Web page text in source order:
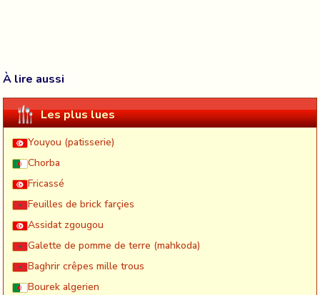
À lire aussi
Les plus lues
Youyou (patisserie)
Chorba
Fricassé
Feuilles de brick farçies
Assidat zgougou
Galette de pomme de terre (mahkoda)
Baghrir crêpes mille trous
Bourek algerien